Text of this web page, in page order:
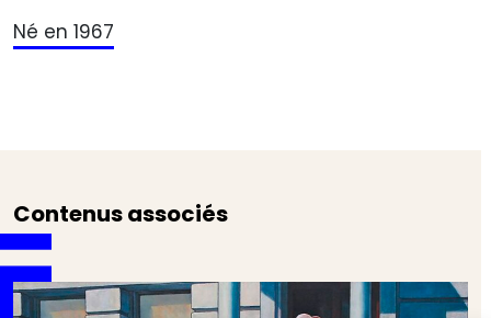
Né en 1967
Contenus associés